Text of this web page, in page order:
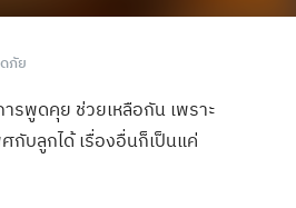
ภัย
รพูดคุย ช่วยเหลือกัน เพราะ
กับลูกได้ เรื่องอื่นก็เป็นแค่